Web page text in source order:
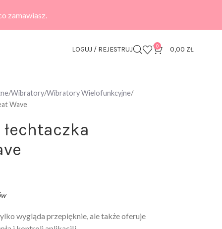
zamawiasz.
LOGUJ / REJESTRUJ 0 0,00 ZŁ
Wibratory Wibratory Wielofunkcyjne
Wave
wygląda przepięknie, ale także oferuje